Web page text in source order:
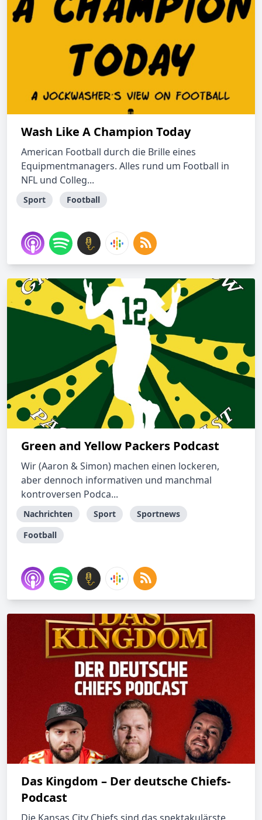
Wash Like A Champion Today
American Football durch die Brille eines
Equipmentmanagers. Alles rund um Football in
NFL und Colleg...
Sport Football
Green and Yellow Packers Podcast
Wir (Aaron & Simon) machen einen lockeren,
aber dennoch informativen und manchmal
kontroversen Podca...
Nachrichten Sport
Sportnews
Football
Das Kingdom – Der deutsche Chiefs-
Podcast